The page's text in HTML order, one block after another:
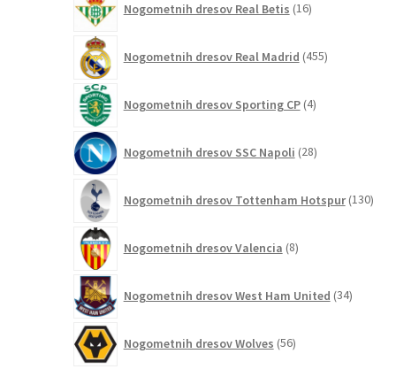
Nogometnih dresov Real Betis 16izdelkov
Nogometnih dresov Real Madrid 455izdelkov
Nogometnih dresov Sporting CP 4izdelki
Nogometnih dresov SSC Napoli 28izdelkov
Nogometnih dresov Tottenham Hotspur 130
Nogometnih dresov Valencia 8izdelkov
Nogometnih dresov West Ham United 34izdelkov
Nogometnih dresov Wolves 56izdelkov